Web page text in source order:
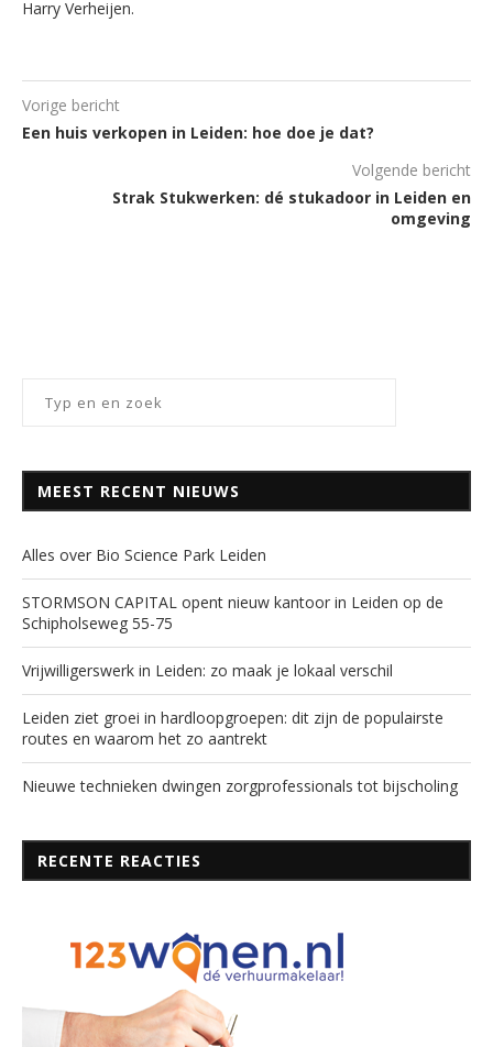
Harry Verheijen.
Vorige bericht
Een huis verkopen in Leiden: hoe doe je dat?
Volgende bericht
Strak Stukwerken: dé stukadoor in Leiden en
omgeving
MEEST RECENT NIEUWS
Alles over Bio Science Park Leiden
STORMSON CAPITAL opent nieuw kantoor in Leiden op de
Schipholseweg 55-75
Vrijwilligerswerk in Leiden: zo maak je lokaal verschil
Leiden ziet groei in hardloopgroepen: dit zijn de populairste
routes en waarom het zo aantrekt
Nieuwe technieken dwingen zorgprofessionals tot bijscholing
RECENTE REACTIES